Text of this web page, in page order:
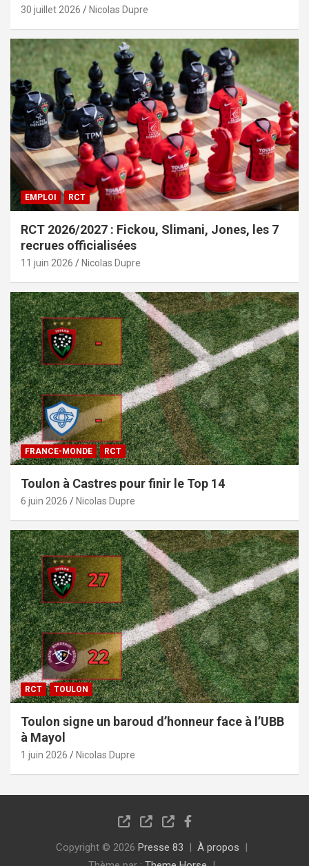
30 juillet 2026 Nicolas Dupre
EMPLOI RCT
RCT 2026/2027 : Fickou, Slimani, Jones, les 7
recrues officialisées
11 juin 2026 Nicolas Dupre
FRANCE-MONDE RCT
Toulon à Castres pour finir le Top 14
6 juin 2026 Nicolas Dupre
RCT TOULON
Toulon signe un baroud d’honneur face à l’UBB
à Mayol
1 juin 2026 Nicolas Dupre
Copyright © 2026 Presse 83
À propos